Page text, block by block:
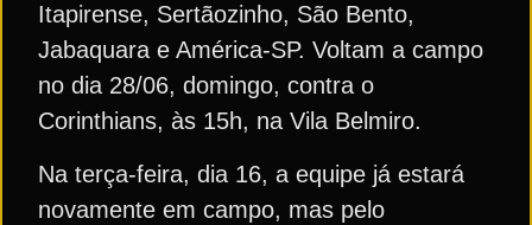
Itapirense, Sertãozinho, São Bento,
Jabaquara e América-SP. Voltam a campo
no dia 28/06, domingo, contra o
Corinthians, às 15h, na Vila Belmiro.
Na terça-feira, dia 16, a equipe já estará
novamente em campo, mas pelo